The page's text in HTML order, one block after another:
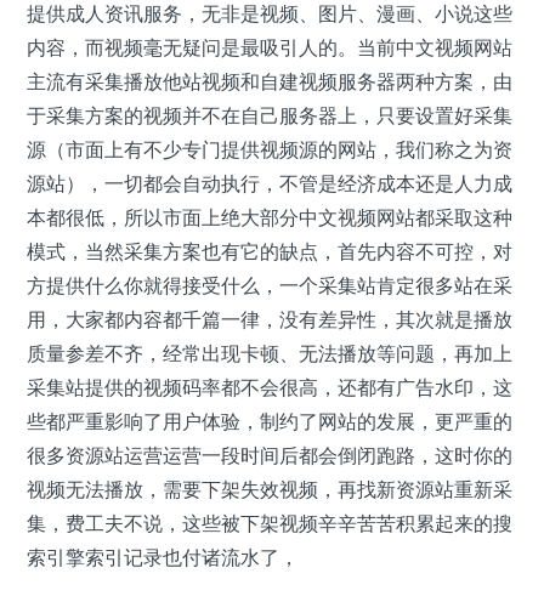
提供成人资讯服务，无非是视频、图片、漫画、小说这些
内容，而视频毫无疑问是最吸引人的。当前中文视频网站
主流有采集播放他站视频和自建视频服务器两种方案，由
于采集方案的视频并不在自己服务器上，只要设置好采集
源（市面上有不少专门提供视频源的网站，我们称之为资
源站），一切都会自动执行，不管是经济成本还是人力成
本都很低，所以市面上绝大部分中文视频网站都采取这种
模式，当然采集方案也有它的缺点，首先内容不可控，对
方提供什么你就得接受什么，一个采集站肯定很多站在采
用，大家都内容都千篇一律，没有差异性，其次就是播放
质量参差不齐，经常出现卡顿、无法播放等问题，再加上
采集站提供的视频码率都不会很高，还都有广告水印，这
些都严重影响了用户体验，制约了网站的发展，更严重的
很多资源站运营运营一段时间后都会倒闭跑路，这时你的
视频无法播放，需要下架失效视频，再找新资源站重新采
集，费工夫不说，这些被下架视频辛辛苦苦积累起来的搜
索引擎索引记录也付诸流水了，